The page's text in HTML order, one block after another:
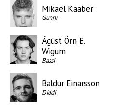
Mikael Kaaber
Gunni
Ágúst Örn B.
Wigum
Bassi
Baldur Einarsson
Diddi